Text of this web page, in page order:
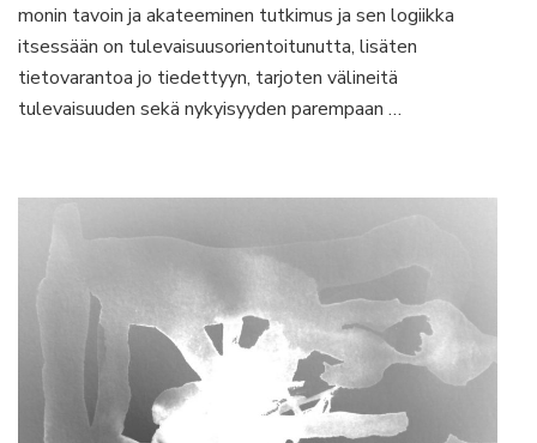
monin tavoin ja akateeminen tutkimus ja sen logiikka
itsessään on tulevaisuusorientoitunutta, lisäten
tietovarantoa jo tiedettyyn, tarjoten välineitä
tulevaisuuden sekä nykyisyyden parempaan …